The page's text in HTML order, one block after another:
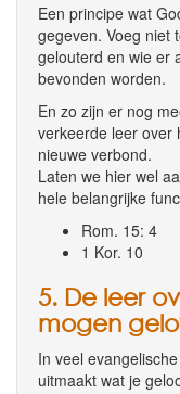
Een principe wat
gegeven. Voeg niet
gelouterd en wie er
bevonden worden.
En zo zijn er nog
verkeerde leer over
nieuwe verbond.
Laten we hier wel
hele belangrijke
Rom. 15: 4
1 Kor. 10
5. De leer
mogen
In veel
uitmaakt wat je